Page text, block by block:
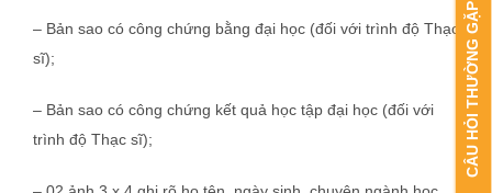
– Bản sao có công chứng bằng đại học (đối với trình độ Thạc
sĩ);
– Bản sao có công chứng kết quả học tập đại học (đối với
trình độ Thạc sĩ);
CÂU HỎI THƯỜNG GẶP